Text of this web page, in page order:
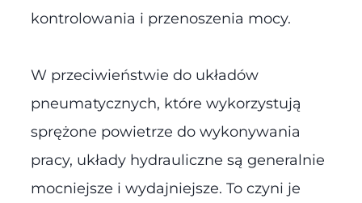
kontrolowania i przenoszenia mocy.
W przeciwieństwie do układów
pneumatycznych, które wykorzystują
sprężone powietrze do wykonywania
pracy, układy hydrauliczne są generalnie
mocniejsze i wydajniejsze. To czyni je